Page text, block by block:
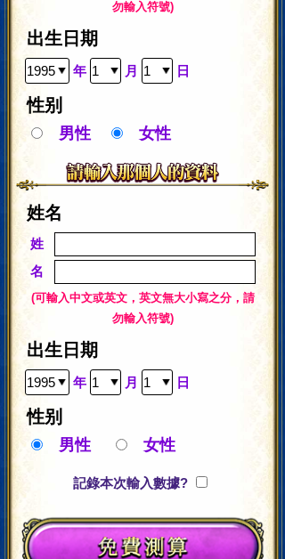
勿輸入符號)
出生日期
年 月 日
性别
男性 女性
姓名
姓
名
(可輸入中文或英文，英文無大小寫之分，請
勿輸入符號)
出生日期
年 月 日
性别
男性 女性
記錄本次輸入數據?